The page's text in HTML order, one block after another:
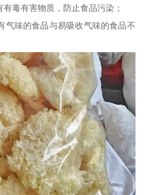
毒有害物质，防止食品污染；
气味的食品与易吸收气味的食品不